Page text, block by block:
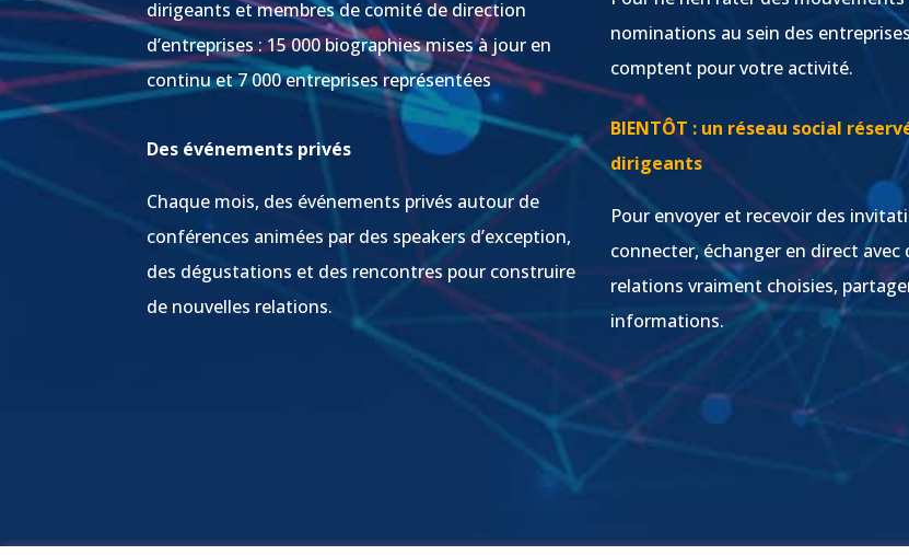
dirigeants et membres de comité de direction
d’entreprises : 15 000 biographies mises à jour en
continu et 7 000 entreprises représentées
Des événements privés
Chaque mois, des événements privés autour de
conférences animées par des speakers d’exception,
des dégustations et des rencontres pour construire
de nouvelles relations.
nominations au sein des
comptent pour votre activité.
BIENTÔT : un réseau social
dirigeants
Pour envoyer et recevoir des
connecter, échanger en direct avec
relations vraiment choisies,
informations.